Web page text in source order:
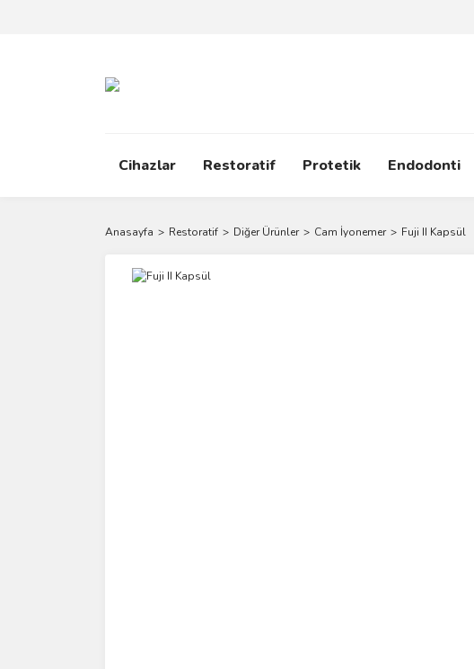
Cihazlar Restoratif Protetik Endodonti
Anasayfa Restoratif Diğer Ürünler Cam İyonemer Fuji II Kapsül